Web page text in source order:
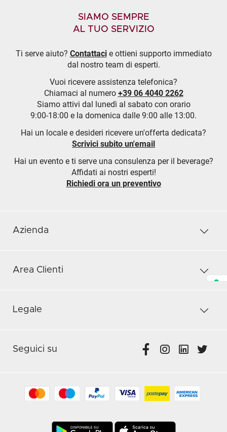
SIAMO SEMPRE
AL TUO SERVIZIO
Ti serve aiuto? Contattacie ottieni supporto immediato
dal nostro team di esperti.
Vuoi ricevere assistenza telefonica?
Chiamaci al numero +39 06 4040 2262
Siamo attivi dal lunedì al sabato con orario
9:00-18:00 e la domenica dalle 9:00 alle 13:00.
Hai un locale e desideri ricevere un'offerta dedicata?
Scrivici subito un'email
Hai un evento e ti serve una consulenza per il beverage?
Affidati ai nostri esperti!
Richiedi ora un preventivo
Azienda
Area Clienti
Legale
Seguici su